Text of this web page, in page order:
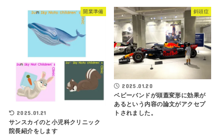
開業準備
2025.01.21
サンスカイのと小児科クリニック
院長紹介をします
斜頭症
2025.01.20
ベビーバンドが頭蓋変形に効果が
あるという内容の論文がアクセプ
トされました。